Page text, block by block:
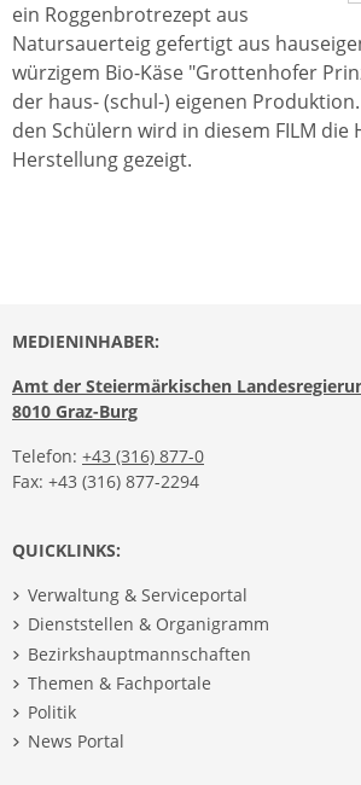
ein Roggenbrotrezept aus
Natursauerteig gefertigt aus
würzigem Bio-Käse "Grottenhofer
der haus- (schul-) eigenen
den Schülern wird in diesem FILM
Herstellung gezeigt.
MEDIENINHABER:
Amt der Steiermärkischen
8010 Graz-Burg
Telefon: +43 (316) 877-0
Fax: +43 (316) 877-2294
QUICKLINKS:
Verwaltung & Serviceportal
Dienststellen & Organigramm
Bezirkshauptmannschaften
Themen & Fachportale
Politik
News Portal